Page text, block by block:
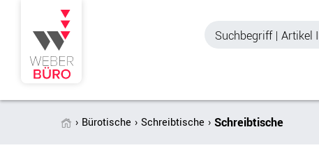
Bürotische Schreibtische Schreibtische